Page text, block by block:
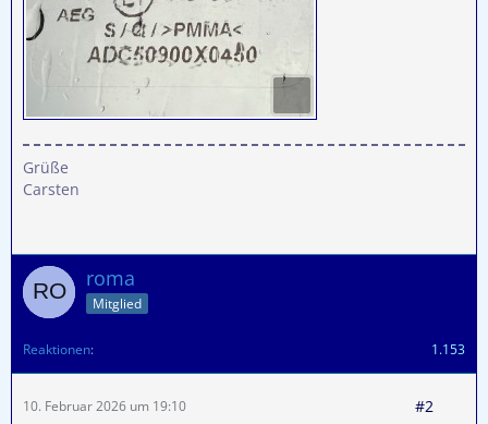
Grüße
Carsten
roma
Mitglied
Reaktionen 1.153
10. Februar 2026 um 19:10 #2